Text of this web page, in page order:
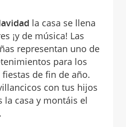
la casa se llena
¡y de música! Las
representan uno de
para los
de fin de año.
con tus hijos
la casa y montáis el
.